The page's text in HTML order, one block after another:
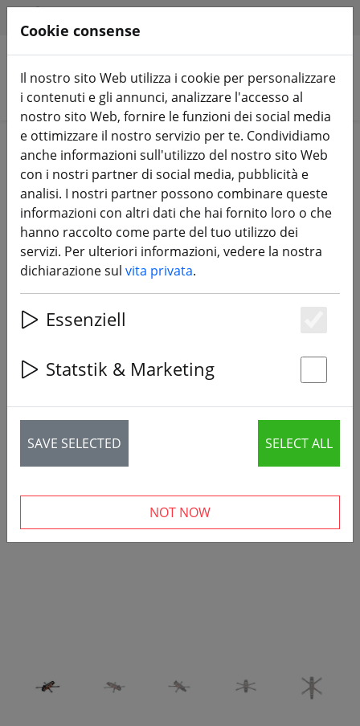
Cerca prodotti
Home Componenti Cornici
GEPRC Vapor X5 O4 Pro Frame Kit
FPV nero
‹ ›
Cookie consense
Il nostro sito Web utilizza i cookie per personalizzare
i contenuti e gli annunci, analizzare l'accesso al
nostro sito Web, fornire le funzioni dei social media
e ottimizzare il nostro servizio per te. Condividiamo
anche informazioni sull'utilizzo del nostro sito Web
con i nostri partner di social media, pubblicità e
analisi. I nostri partner possono combinare queste
informazioni con altri dati che hai fornito loro o che
hanno raccolto come parte del tuo utilizzo dei
servizi. Per ulteriori informazioni, vedere la nostra
dichiarazione sul vita privata.
Essenziell
Statstik & Marketing
SAVE SELECTED SELECT ALL
NOT NOW